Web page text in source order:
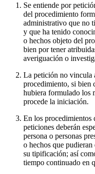
Se entiende por
del procedimiento
administrativo que no
y que ha tenido
o hechos objeto del
bien por tener
averiguación o
La petición no vincula
procedimiento, si bien
hubiera formulado los
procede la iniciación.
En los procedimientos
peticiones deberán
persona o personas
o hechos que
su tipificación; así
tiempo continuado en